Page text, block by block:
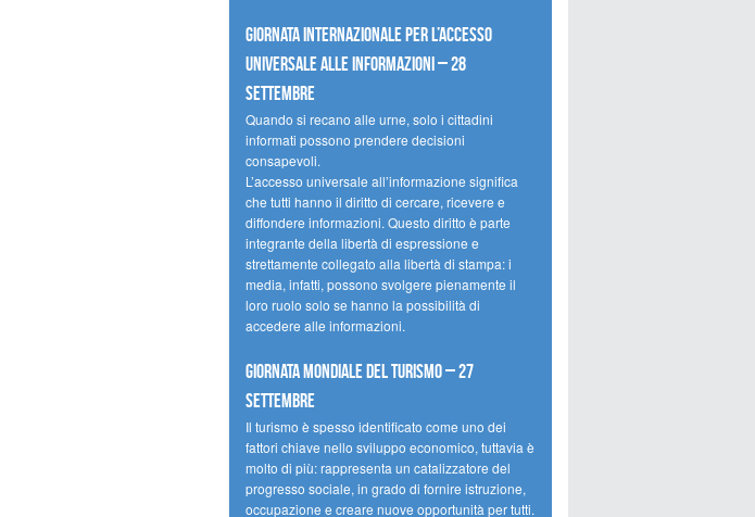
Giornata internazionale per l’accesso
universale alle informazioni – 28
settembre
Quando si recano alle urne, solo i cittadini
informati possono prendere decisioni
consapevoli.
L’accesso universale all’informazione significa
che tutti hanno il diritto di cercare, ricevere e
diffondere informazioni. Questo diritto è parte
integrante della libertà di espressione e
strettamente collegato alla libertà di stampa: i
media, infatti, possono svolgere pienamente il
loro ruolo solo se hanno la possibilità di
accedere alle informazioni.
Giornata mondiale del turismo – 27
settembre
Il turismo è spesso identificato come uno dei
fattori chiave nello sviluppo economico, tuttavia è
molto di più: rappresenta un catalizzatore del
progresso sociale, in grado di fornire istruzione,
occupazione e creare nuove opportunità per tutti.